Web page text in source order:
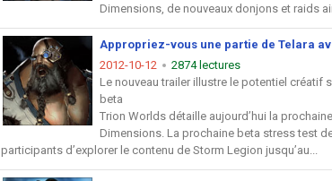
Dimensions, de nouveaux donjons et raids
Appropriez-vous une partie de Telara
2012-10-12
2874 lectures
Le nouveau trailer illustre le potentiel créatif
beta
Trion Worlds détaille aujourd’hui la
Dimensions. La prochaine beta stress test
participants d’explorer le contenu de Storm Legion jusqu’au...